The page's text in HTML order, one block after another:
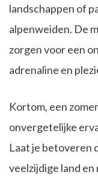
landschappen of
alpenweiden. De
zorgen voor een
adrenaline en
Kortom, een
onvergetelijke
Laat je betoveren
veelzijdige land